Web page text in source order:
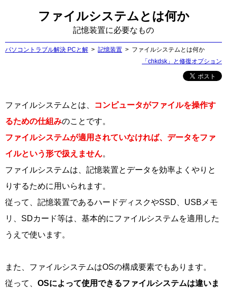
ファイルシステムとは何か
記憶装置に必要なもの
パソコントラブル解決 PCと解 記憶装置
ファイルシステムとは何か
「chkdsk」と修復オプション
ファイルシステムとは、
コンピュータがファイルを操作す
るための仕組みのことです。
ファイルシステムが適用されていなければ、データをファ
イルという形で扱えません。
ファイルシステムは、記憶装置とデータを効率よくやりと
りするために用いられます。
従って、記憶装置であるハードディスクやSSD、USBメモ
リ、SDカード等は、基本的にファイルシステムを適用した
うえで使います。
また、ファイルシステムはOSの構成要素でもあります。
従って、 OSによって使用できるファイルシステムは違いま